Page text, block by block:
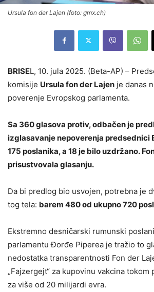
Ursula fon der Lajen (foto: gmx.ch)
BRISEL, 10. jula 2025. (Beta-AP) –
komisije Ursula fon der Lajen je danas
poverenje Evropskog parlamenta.
Sa 360 glasova protiv, odbačen je
izglasavanje nepoverenja predsednici
175 poslanika, a 18 je bilo uzdržano.
prisustvovala glasanju.
Da bi predlog bio usvojen, potrebna je
tog tela: barem 480 od ukupno 720
Ekstremno desničarski rumunski
parlamentu Đorđe Piperea je tražio to
nedostatka transparentnosti Fon der
„Fajzergejt“ za kupovinu vakcina tokom
za više od 20 milijardi evra.